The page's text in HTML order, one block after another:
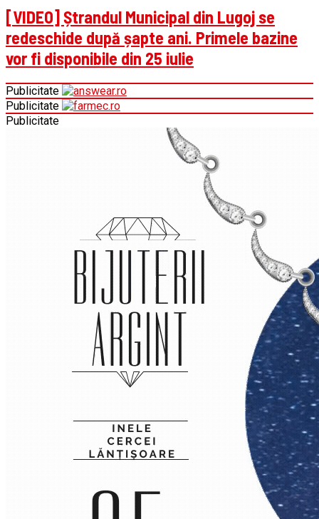
[VIDEO] Ștrandul Municipal din Lugoj se
redeschide după șapte ani. Primele bazine
vor fi disponibile din 25 iulie
Publicitate
Publicitate
Publicitate